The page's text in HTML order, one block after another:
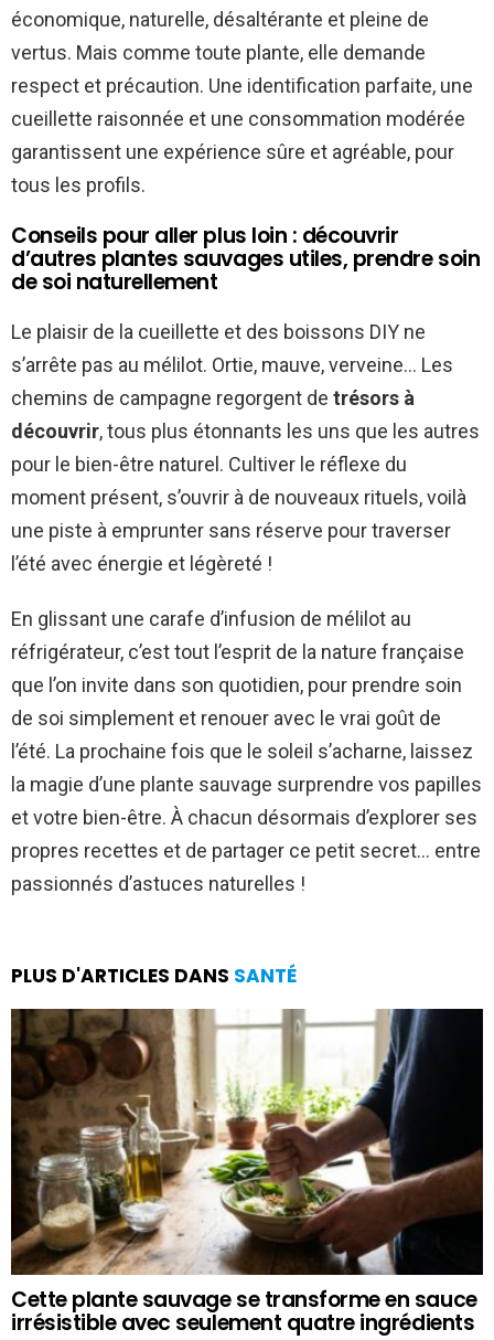
économique, naturelle, désaltérante et pleine de
vertus. Mais comme toute plante, elle demande
respect et précaution. Une identification parfaite, une
cueillette raisonnée et une consommation modérée
garantissent une expérience sûre et agréable, pour
tous les profils.
Conseils pour aller plus loin : découvrir
d’autres plantes sauvages utiles, prendre soin
de soi naturellement
Le plaisir de la cueillette et des boissons DIY ne
s’arrête pas au mélilot. Ortie, mauve, verveine… Les
chemins de campagne regorgent de trésors à
découvrir, tous plus étonnants les uns que les autres
pour le bien-être naturel. Cultiver le réflexe du
moment présent, s’ouvrir à de nouveaux rituels, voilà
une piste à emprunter sans réserve pour traverser
l’été avec énergie et légèreté !
En glissant une carafe d’infusion de mélilot au
réfrigérateur, c’est tout l’esprit de la nature française
que l’on invite dans son quotidien, pour prendre soin
de soi simplement et renouer avec le vrai goût de
l’été. La prochaine fois que le soleil s’acharne, laissez
la magie d’une plante sauvage surprendre vos papilles
et votre bien-être. À chacun désormais d’explorer ses
propres recettes et de partager ce petit secret… entre
passionnés d’astuces naturelles !
PLUS D'ARTICLES DANS SANTÉ
Cette plante sauvage se transforme en sauce
irrésistible avec seulement quatre ingrédients